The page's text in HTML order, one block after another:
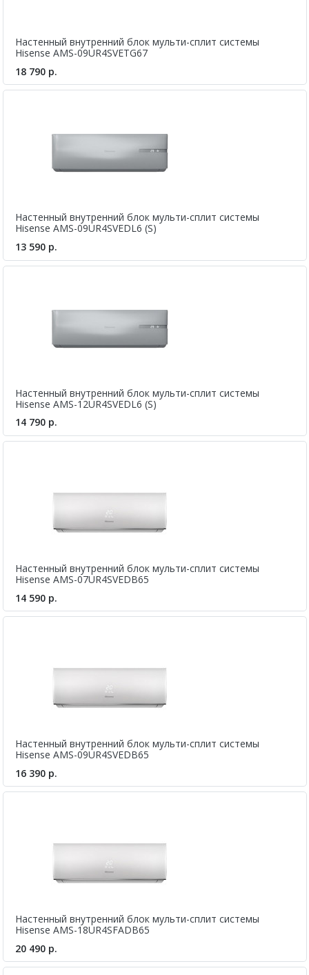
Настенный внутренний блок мульти-сплит системы
Hisense AMS-09UR4SVETG67
18 790 р.
Настенный внутренний блок мульти-сплит системы
Hisense AMS-09UR4SVEDL6 (S)
13 590 р.
Настенный внутренний блок мульти-сплит системы
Hisense AMS-12UR4SVEDL6 (S)
14 790 р.
Настенный внутренний блок мульти-сплит системы
Hisense AMS-07UR4SVEDB65
14 590 р.
Настенный внутренний блок мульти-сплит системы
Hisense AMS-09UR4SVEDB65
16 390 р.
Настенный внутренний блок мульти-сплит системы
Hisense AMS-18UR4SFADB65
20 490 р.